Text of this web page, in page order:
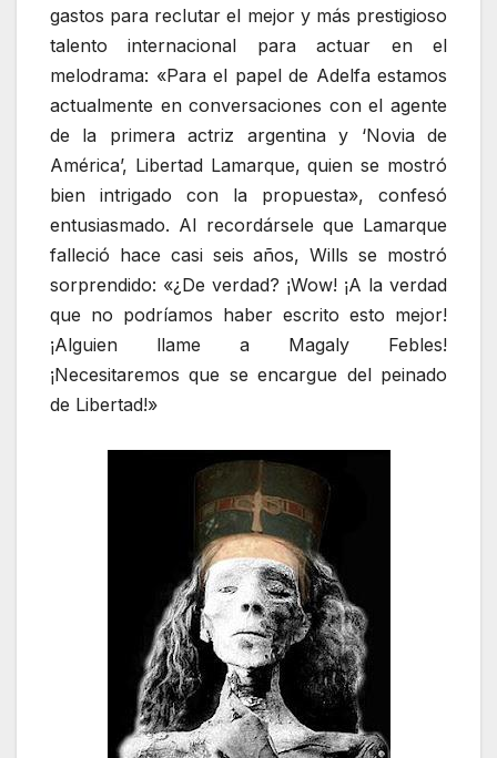
gastos para reclutar el mejor y más prestigioso
talento internacional para actuar en el
melodrama: «Para el papel de Adelfa estamos
actualmente en conversaciones con el agente
de la primera actriz argentina y ‘Novia de
América’, Libertad Lamarque, quien se mostró
bien intrigado con la propuesta», confesó
entusiasmado. Al recordársele que Lamarque
falleció hace casi seis años, Wills se mostró
sorprendido: «¿De verdad? ¡Wow! ¡A la verdad
que no podríamos haber escrito esto mejor!
¡Alguien llame a Magaly Febles!
¡Necesitaremos que se encargue del peinado
de Libertad!»